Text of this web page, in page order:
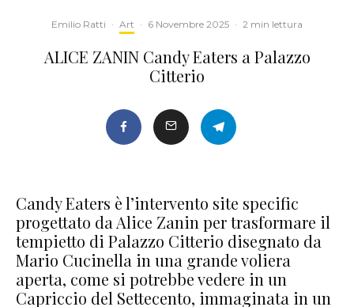
Emilio Ratti · Art · 6 Novembre 2025 · 2 min lettura
ALICE ZANIN Candy Eaters a Palazzo
Citterio
Candy Eaters è l’intervento site specific
progettato da Alice Zanin per trasformare il
tempietto di Palazzo Citterio disegnato da
Mario Cucinella in una grande voliera
aperta, come si potrebbe vedere in un
Capriccio del Settecento, immaginata in un